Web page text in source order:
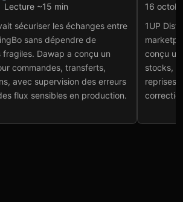
:
API Cegid Y2
→
Lecture ~15 min
sécuriser les échanges entre
sans dépendre de
fragiles. Dawap a conçu un
commandes, transferts,
avec supervision des erreurs
flux sensibles en production.
16
1UP
conçu
stocks,
reprises